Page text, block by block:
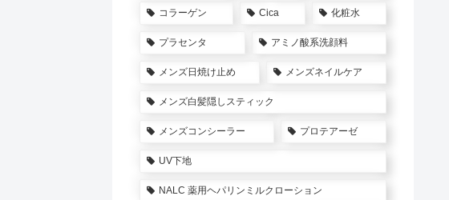
コラーゲン Cica 化粧水
プラセンタ アミノ酸系洗顔料
メンズ日焼け止め メンズネイルケア
メンズ白髪隠しスティック
メンズコンシーラー プロテアーゼ
UV下地
NALC 薬用ヘパリンミルクローション